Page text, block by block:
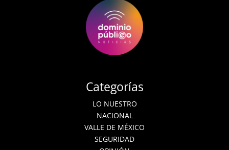
Categorías
LO NUESTRO
NACIONAL
VALLE DE MÉXICO
SEGURIDAD